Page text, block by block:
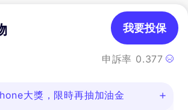
申訴率 0.377
我要投保
大獎，限時再抽加油金